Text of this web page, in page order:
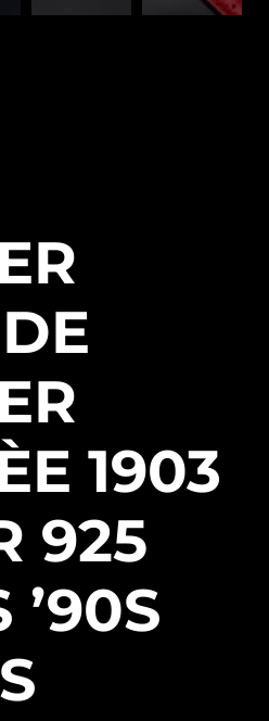
1903
925
’90S